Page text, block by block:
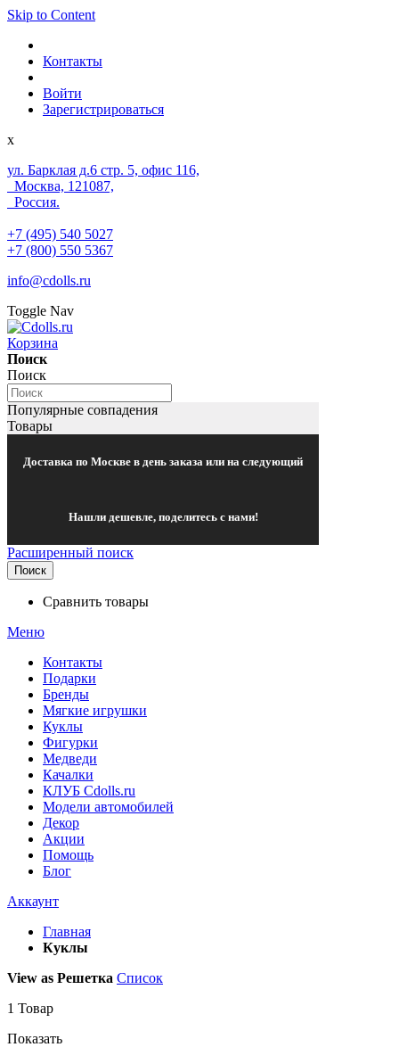
Skip to Content
Контакты
Войти
Зарегистрироваться
x
ул. Барклая д.6 стр. 5, офис 116,
Москва, 121087,
Россия.
+7 (495) 540 5027
+7 (800) 550 5367
info@cdolls.ru
Toggle Nav
Корзина
Поиск
Поиск
Популярные совпадения
Товары
Доставка по Москве в день заказа или на следующий
Нашли дешевле, поделитесь с нами!
Расширенный поиск
Поиск
Сравнить товары
Меню
Контакты
Подарки
Бренды
Мягкие игрушки
Куклы
Фигурки
Медведи
Качалки
КЛУБ Cdolls.ru
Модели автомобилей
Декор
Акции
Помощь
Блог
Аккаунт
Главная
Куклы
View as Решетка Список
1 Товар
Показать